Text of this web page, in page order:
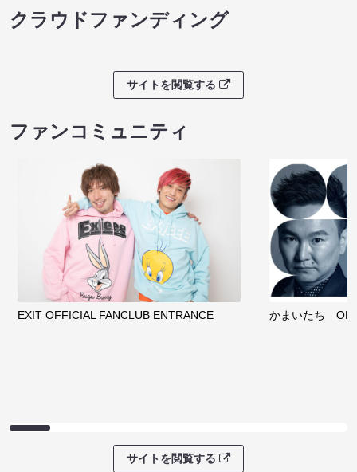
クラウドファンディング
サイトを閲覧する
ファンコミュニティ
EXIT OFFICIAL FANCLUB ENTRANCE かまいたち
サイトを閲覧する